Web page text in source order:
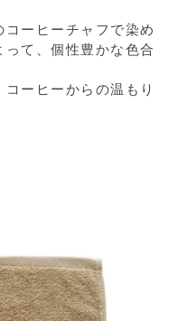
ーヒーチャフで染め
て、個性豊かな色合
ーヒーからの温もり